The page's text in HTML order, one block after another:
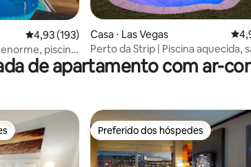
4,93 de uma avaliação média de 5, 193
4,93 (193)
piscina
Casa ⋅ Las Vegas
Perto da Strip | Piscina aquecida,
jogos, acomoda 8
de apartamento com ar-
dos hóspedes Preferido dos hóspedes
Preferido dos hóspedes